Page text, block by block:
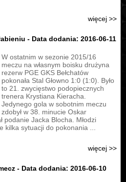
więcej >>
- Data dodania: 2016-06-11
W ostatnim w sezonie 2015/16
meczu na własnym boisku drużyna
rezerw PGE GKS Bełchatów
pokonała Stal Głowno 1:0 (1:0). Było
to 21. zwycięstwo podopiecznych
trenera Krystiana Kieracha.
Jedynego gola w sobotnim meczu
zdobył w 38. minucie Oskar
podanie Jacka Blocha. Młodzi
kilka sytuacji do pokonania ...
więcej >>
- Data dodania: 2016-06-10